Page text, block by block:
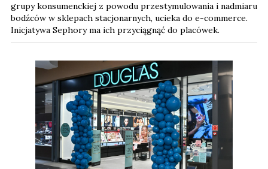
grupy konsumenckiej z powodu przestymulowania i nadmiaru
bodźców w sklepach stacjonarnych, ucieka do e-commerce.
Inicjatywa Sephory ma ich przyciągnąć do placówek.